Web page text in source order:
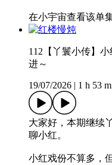
在小宇宙查看该单
112【丫鬟小传】
进～
19/07/2026 1 h 53
大家好，本期继续
聊小红。
小红戏份不算多，